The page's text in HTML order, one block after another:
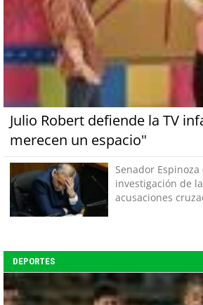
Julio Robert defiende la TV
merecen un espacio"
Senador Espinoza
investigación de
acusaciones
DEPORTES